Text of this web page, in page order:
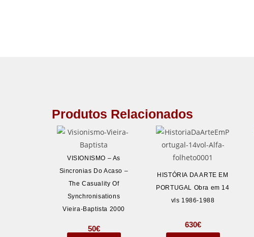
Produtos Relacionados
VISIONISMO – As
Sincronias Do Acaso –
The Casuality Of
Synchronisations
Vieira-Baptista 2000
50€
HISTÓRIA DA ARTE EM
PORTUGAL Obra em 14
vls 1986-1988
630€